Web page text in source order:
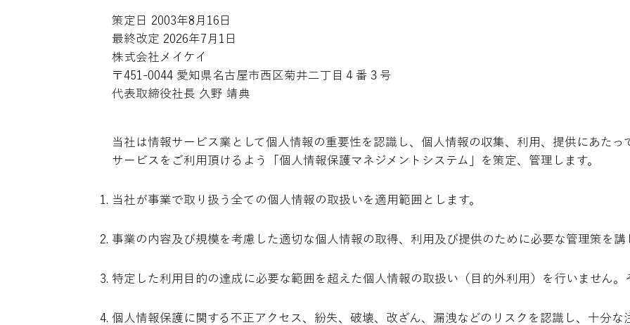
策定日 2003年8月16日
最終改定 2026年7月1日
株式会社メイケイ
〒451-0044 愛知県名古屋市西区菊井二丁目４番３号
代表取締役社長 久野 靖典
当社は情報サービス業として個人情報の重要性を認識し、個人情報の収集、利用、提供にあたっ
サービスをご利用頂けるよう「個人情報保護マネジメントシステム」を策定、管理します。
当社が事業で取り扱う全ての個人情報の取扱いを適用範囲とします。
事業の内容及び規模を考慮した適切な個人情報の取得、利用及び提供のために必要な管理策を講
特定した利用目的の達成に必要な範囲を超えた個人情報の取扱い（目的外利用）を行いません。
個人情報保護に関する不正アクセス、紛失、破壊、改ざん、漏洩などのリスクを認識し、十分な